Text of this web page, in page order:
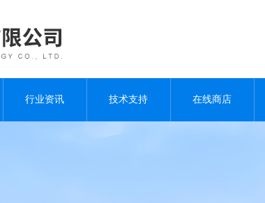
行业资讯 技术支持 在线商店